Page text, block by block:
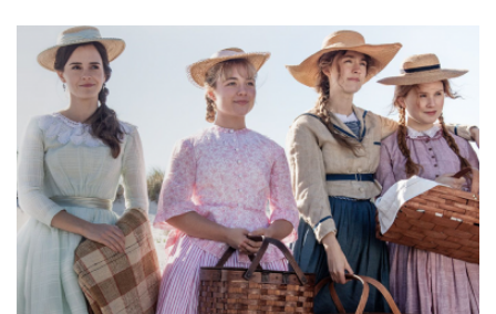
SHARE EMAIL